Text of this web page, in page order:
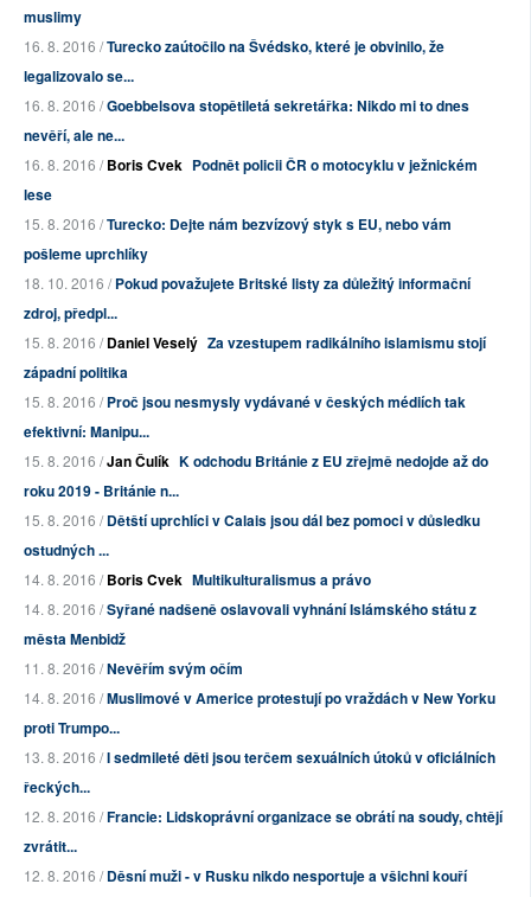
muslimy
16. 8. 2016 /Turecko zaútočilo na Švédsko, které je obvinilo, že
legalizovalo se...
16. 8. 2016 /Goebbelsova stopětiletá sekretářka: Nikdo mi to dnes
nevěří, ale ne...
16. 8. 2016 /Boris Cvek Podnět policii ČR o motocyklu v ježnickém
lese
15. 8. 2016 /Turecko: Dejte nám bezvízový styk s EU, nebo vám
pošleme uprchlíky
18. 10. 2016 /Pokud považujete Britské listy za důležitý informační
zdroj, předpl...
15. 8. 2016 /Daniel Veselý Za vzestupem radikálního islamismu stojí
západní politika
15. 8. 2016 /Proč jsou nesmysly vydávané v českých médiích tak
efektivní: Manipu...
15. 8. 2016 /Jan Čulík K odchodu Británie z EU zřejmě nedojde až do
roku 2019 - Británie n...
15. 8. 2016 /Dětští uprchlíci v Calais jsou dál bez pomoci v důsledku
ostudných ...
14. 8. 2016 /Boris Cvek Multikulturalismus a právo
14. 8. 2016 /Syřané nadšeně oslavovali vyhnání Islámského státu z
města Menbidž
11. 8. 2016 /Nevěřím svým očím
14. 8. 2016 /Muslimové v Americe protestují po vraždách v New Yorku
proti Trumpo...
13. 8. 2016 /I sedmileté děti jsou terčem sexuálních útoků v oficiálních
řeckých...
12. 8. 2016 /Francie: Lidskoprávní organizace se obrátí na soudy, chtějí
zvrátit...
12. 8. 2016 /Děsní muži - v Rusku nikdo nesportuje a všichni kouří